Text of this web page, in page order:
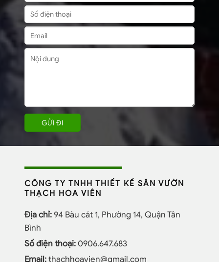
CÔNG TY TNHH THIẾT KẾ SÂN VƯỜN
THẠCH HOA VIÊN
Địa chỉ:94 Bàu cát 1, Phường 14, Quận Tân
Bình
Số điện thoại:0906.647.683
Email:thachhoavien@gmail.com